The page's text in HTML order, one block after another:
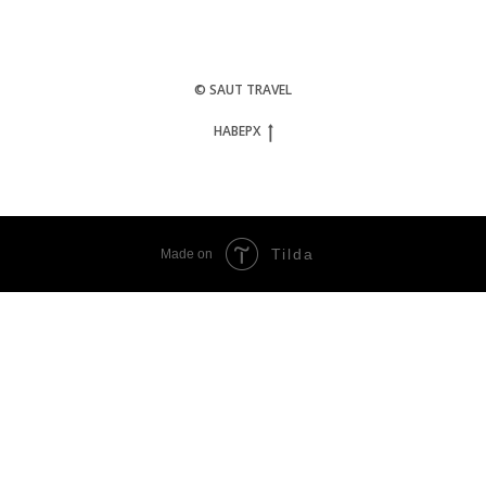
© SAUT TRAVEL
НАВЕРХ
Made on Tilda